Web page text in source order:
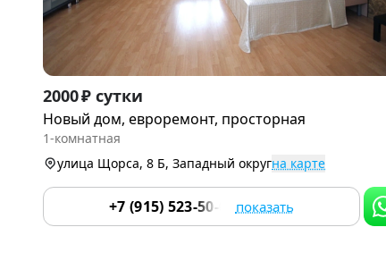
Item
1
of
2000 ₽ сутки
Новый дом, евроремонт, просторная
1-комнатная
улица Щорса, 8 Б, Западный округна карте
+7 (915) 523-50-05показать